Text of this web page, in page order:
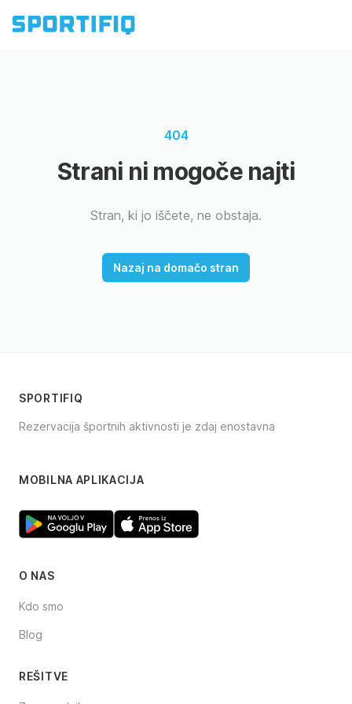
404
Strani ni mogoče najti
Stran, ki jo iščete, ne obstaja.
Nazaj na domačo stran
SPORTIFIQ
Rezervacija športnih aktivnosti je zdaj enostavna
MOBILNA APLIKACIJA
O NAS
Kdo smo
Blog
REŠITVE